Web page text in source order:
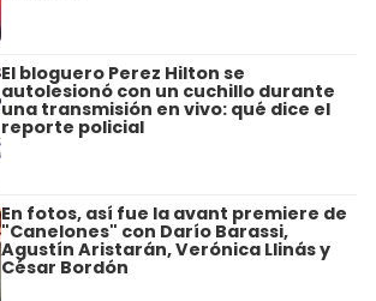
El bloguero Perez Hilton se
autolesionó con un cuchillo durante
una transmisión en vivo: qué dice el
reporte policial
En fotos, así fue la avant premiere de
"Canelones" con Darío Barassi,
Agustín Aristarán, Verónica Llinás y
César Bordón